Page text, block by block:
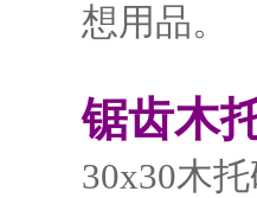
想用品。
锯齿木
30x30木